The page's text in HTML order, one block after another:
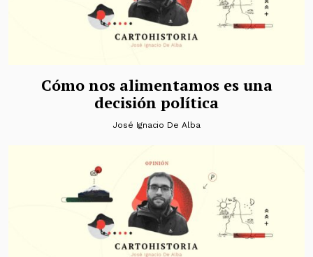
Cómo nos alimentamos es una
decisión política
José Ignacio De Alba